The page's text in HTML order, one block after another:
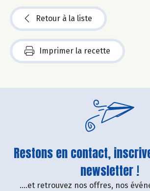
Retour à la liste
Imprimer la recette
Restons en contact,
newsletter !
....et retrouvez nos offres, nos